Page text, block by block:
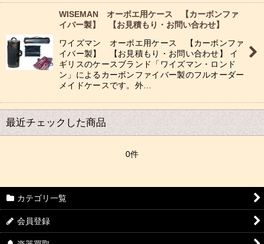
WISEMAN オーボエ用ケース 【カーボンファ
イバー製】 【お見積もり・お問い合わせ】
ワイズマン オーボエ用ケース 【カーボンファ
イバー製】 【お見積もり・お問い合わせ】 イ
ギリスのケースブランド「ワイズマン・ロンド
ン」によるカーボンファイバー製のフルオーダー
メイドケースです。外…
最近チェックした商品
0件
カテゴリ一覧
会員登録